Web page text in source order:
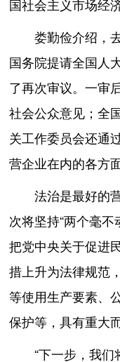
国社会主义市场经
娄勤俭介绍，去
国务院提请全国人
了再次审议。一审
社会公众意见；全
关工作委员会还通
营企业在内的各方
法治是最好的营
次将坚持“两个毫不
把党中央关于促进
措上升为法律规范
等使用生产要素、
保护等，具有重大
“下一步，我们